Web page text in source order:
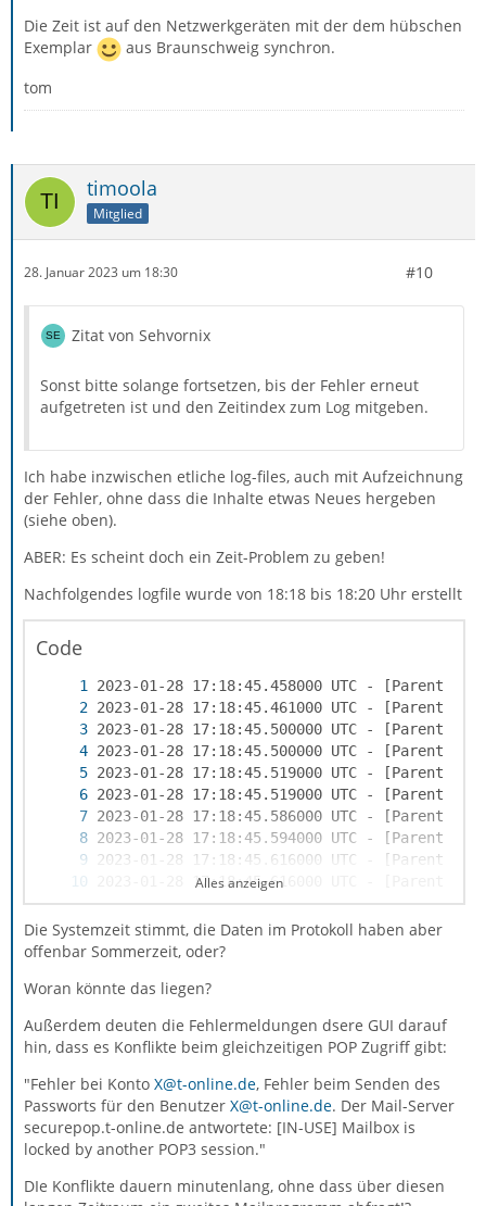
Die Zeit ist auf den Netzwerkgeräten mit der dem hübschen
Exemplar
aus Braunschweig synchron.
tom
timoola
Mitglied
28. Januar 2023 um 18:30 #10
Zitat von Sehvornix
Sonst bitte solange fortsetzen, bis der Fehler erneut
aufgetreten ist und den Zeitindex zum Log mitgeben.
Ich habe inzwischen etliche log-files, auch mit Aufzeichnung
der Fehler, ohne dass die Inhalte etwas Neues hergeben
(siehe oben).
ABER: Es scheint doch ein Zeit-Problem zu geben!
Nachfolgendes logfile wurde von 18:18 bis 18:20 Uhr erstellt
Code
Alles anzeigen
Die Systemzeit stimmt, die Daten im Protokoll haben aber
offenbar Sommerzeit, oder?
Woran könnte das liegen?
Außerdem deuten die Fehlermeldungen dsere GUI darauf
hin, dass es Konflikte beim gleichzeitigen POP Zugriff gibt:
"Fehler bei Konto X@t-online.de, Fehler beim Senden des
Passworts für den Benutzer X@t-online.de. Der Mail-Server
securepop.t-online.de antwortete: [IN-USE] Mailbox is
locked by another POP3 session."
DIe Konflikte dauern minutenlang, ohne dass über diesen